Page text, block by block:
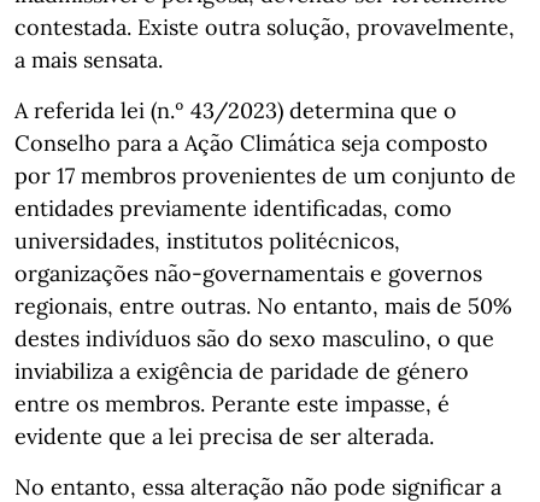
contestada. Existe outra solução, provavelmente,
a mais sensata.
A referida lei (n.º 43/2023) determina que o
Conselho para a Ação Climática seja composto
por 17 membros provenientes de um conjunto de
entidades previamente identificadas, como
universidades, institutos politécnicos,
organizações não-governamentais e governos
regionais, entre outras. No entanto, mais de 50%
destes indivíduos são do sexo masculino, o que
inviabiliza a exigência de paridade de género
entre os membros. Perante este impasse, é
evidente que a lei precisa de ser alterada.
No entanto, essa alteração não pode significar a